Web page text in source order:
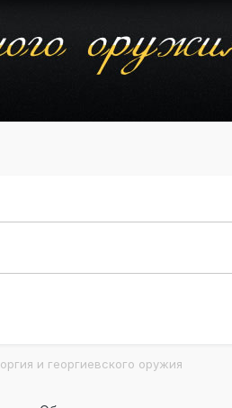
и георгиевского оружия